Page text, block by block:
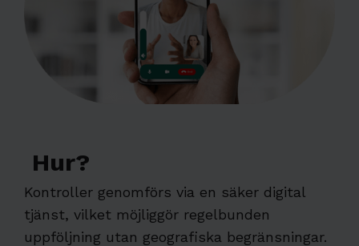
Hur?
Kontroller genomförs via en säker digital
tjänst, vilket möjliggör regelbunden
uppföljning utan geografiska begränsningar.